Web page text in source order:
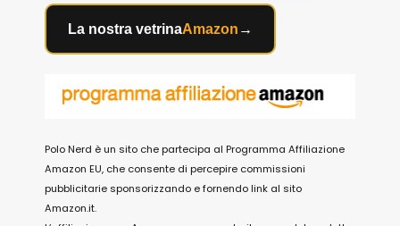
La nostra vetrinaAmazon →
Polo Nerd è un sito che partecipa al Programma Affiliazione
Amazon EU, che consente di percepire commissioni
pubblicitarie sponsorizzando e fornendo link al sito
Amazon.it.